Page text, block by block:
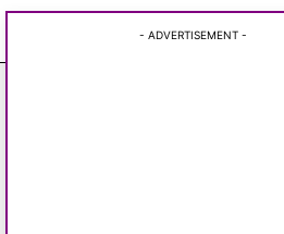
Thursday, August 6, 2026
- ADVERTISEMENT -